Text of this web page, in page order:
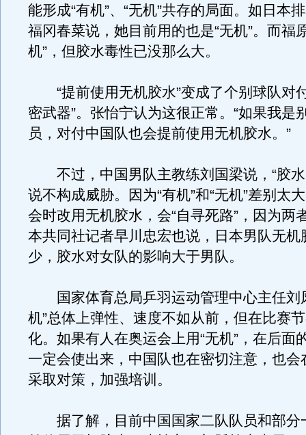
能形成“有机”、“无机”共存的局面。如日本
福冈春菜说，她目前用的也是“无机”。而福
机”，但胶水毒性已没那么大。
“提前使用无机胶水”变成了个别球队对
密武器”。张怡宁认为这很正常。“如果我是
员，对付中国队也会提前使用无机胶水。”
不过，中国男队主教练刘国梁说，“胶水
说不构成威胁。因为“有机”和“无机”差别太
会时改用无机胶水，会“自寻死路”，因为两
本共同社记者早川忠宏也说，日本男队无机
少，胶水对女队的影响大于男队。
国家体育总局乒羽运动管理中心主任刘
机”总体上弹性、速度不如从前，但在比赛
化。如果有人在奥运会上用“无机”，在后面
一定会使出来，中国队也在密切注意，也会
采取对策，加强培训。
据了解，目前中国国家二队队员和部分